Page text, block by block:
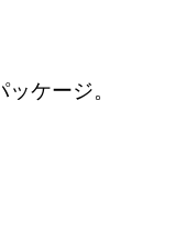
ケージ。